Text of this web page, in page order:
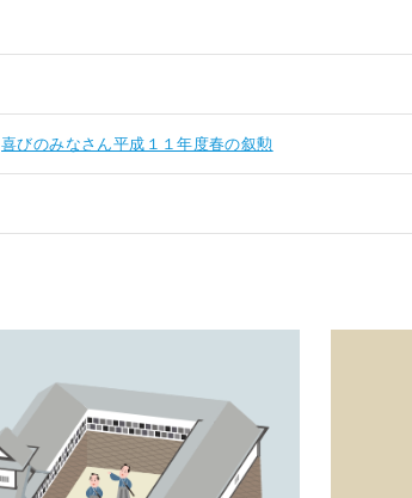
喜びのみなさん平成１１年度春の叙勲